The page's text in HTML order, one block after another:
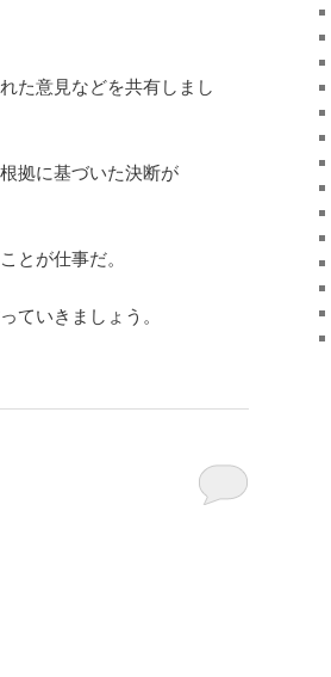
た意見などを共有しまし
拠に基づいた決断が
とが仕事だ。
ていきましょう。